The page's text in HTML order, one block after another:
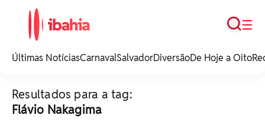
noticias e
☰
Busca
Últimas NotíciasCarnavalSalvadorDiversãoDe Hoje a Oito
Resultados para a tag:
Flávio Nakagima